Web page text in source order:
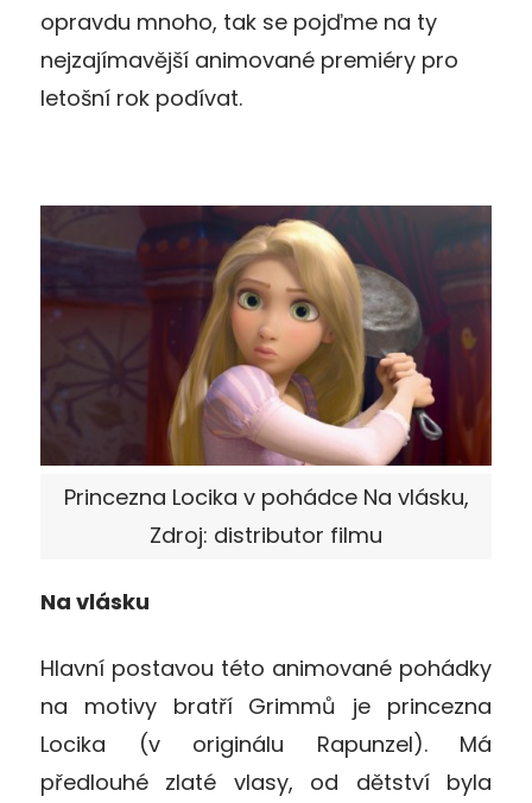
opravdu mnoho, tak se pojďme na ty
nejzajímavější animované premiéry pro
letošní rok podívat.
Princezna Locika v pohádce Na vlásku,
Zdroj: distributor filmu
Na vlásku
Hlavní postavou této animované pohádky
na motivy bratří Grimmů je princezna
Locika (v originálu Rapunzel). Má
předlouhé zlaté vlasy, od dětství byla